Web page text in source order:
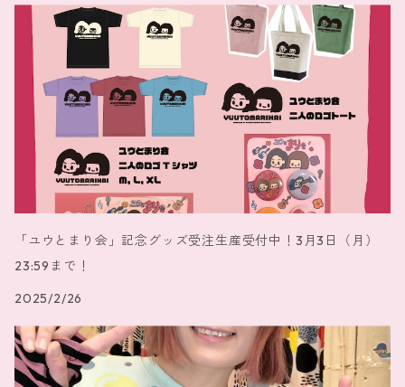
「ユウとまり会」記念グッズ受注生産受付中！3月3日（月）
23:59まで！
2025/2/26